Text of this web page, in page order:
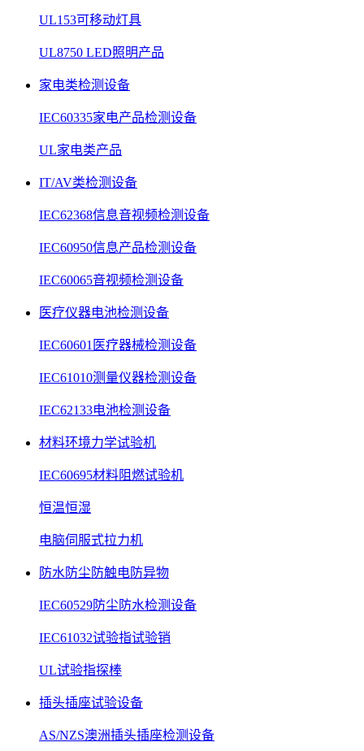
UL153可移动灯具
UL8750 LED照明产品
家电类检测设备
IEC60335家电产品检测设备
UL家电类产品
IT/AV类检测设备
IEC62368信息音视频检测设备
IEC60950信息产品检测设备
IEC60065音视频检测设备
医疗仪器电池检测设备
IEC60601医疗器械检测设备
IEC61010测量仪器检测设备
IEC62133电池检测设备
材料环境力学试验机
IEC60695材料阻燃试验机
恒温恒湿
电脑伺服式拉力机
防水防尘防触电防异物
IEC60529防尘防水检测设备
IEC61032试验指试验销
UL试验指探棒
插头插座试验设备
AS/NZS澳洲插头插座检测设备